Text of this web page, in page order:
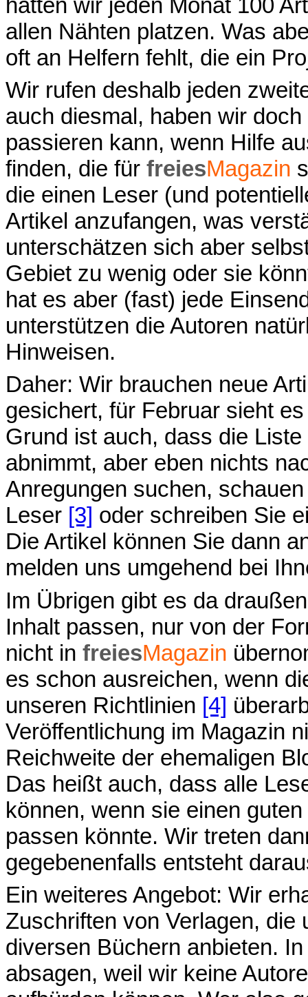
allen Nähten platzen. Was
oft an Helfern fehlt, die ein
Wir rufen deshalb jeden
auch diesmal, haben wir
passieren kann, wenn Hilfe
finden, die für freiesMagazin
die einen Leser (und
Artikel anzufangen, was
unterschätzen sich aber
Gebiet zu wenig oder sie
hat es aber (fast) jede
unterstützen die Autoren
Hinweisen.
Daher: Wir brauchen neue
gesichert, für Februar sieht
Grund ist auch, dass die
abnimmt, aber eben nichts
Anregungen suchen,
Leser [3] oder schreiben Sie
Die Artikel können Sie dann
melden uns umgehend bei
Im Übrigen gibt es da
Inhalt passen, nur von der
nicht in freiesMagazin
es schon ausreichen, wenn
unseren Richtlinien [4]
Veröffentlichung im Magazin
Reichweite der ehemaligen
Das heißt auch, dass alle
können, wenn sie einen
passen könnte. Wir treten
gegebenenfalls entsteht
Ein weiteres Angebot: Wir
Zuschriften von Verlagen,
diversen Büchern anbieten.
absagen, weil wir keine